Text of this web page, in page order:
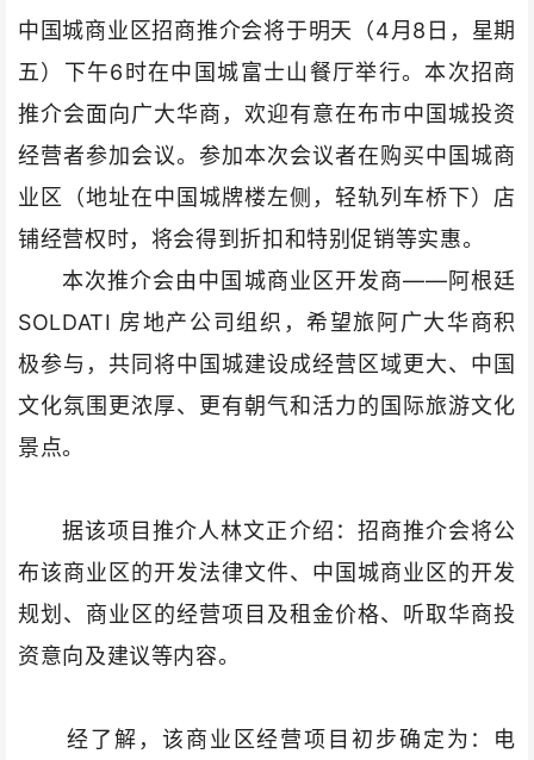
中国城商业区招商推介会将于明天（4月8日，星期
五）下午6时在中国城富士山餐厅举行。本次招商
推介会面向广大华商，欢迎有意在布市中国城投资
经营者参加会议。参加本次会议者在购买中国城商
业区（地址在中国城牌楼左侧，轻轨列车桥下）店
铺经营权时，将会得到折扣和特别促销等实惠。
本次推介会由中国城商业区开发商——阿根廷
SOLDATI 房地产公司组织，希望旅阿广大华商积
极参与，共同将中国城建设成经营区域更大、中国
文化氛围更浓厚、更有朝气和活力的国际旅游文化
景点。
据该项目推介人林文正介绍：招商推介会将公
布该商业区的开发法律文件、中国城商业区的开发
规划、商业区的经营项目及租金价格、听取华商投
资意向及建议等内容。
经了解，该商业区经营项目初步确定为：电